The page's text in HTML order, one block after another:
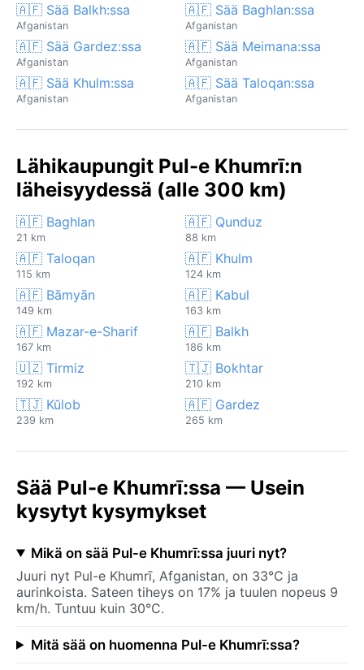
🇦🇫 Sää Balkh:ssa
Afganistan
🇦🇫 Sää Baghlan:ssa
Afganistan
🇦🇫 Sää Gardez:ssa
Afganistan
🇦🇫 Sää Meimana:ssa
Afganistan
🇦🇫 Sää Khulm:ssa
Afganistan
🇦🇫 Sää Taloqan:ssa
Afganistan
Lähikaupungit Pul-e Khumrī:n
läheisyydessä (alle 300 km)
🇦🇫 Baghlan
21 km
🇦🇫 Qunduz
88 km
🇦🇫 Taloqan
115 km
🇦🇫 Khulm
124 km
🇦🇫 Bāmyān
149 km
🇦🇫 Kabul
163 km
🇦🇫 Mazar-e-Sharif
167 km
🇦🇫 Balkh
186 km
🇺🇿 Tirmiz
192 km
🇹🇯 Bokhtar
210 km
🇹🇯 Kŭlob
239 km
🇦🇫 Gardez
265 km
Sää Pul-e Khumrī:ssa — Usein
kysytyt kysymykset
Mikä on sää Pul-e Khumrī:ssa juuri nyt?
Juuri nyt Pul-e Khumrī, Afganistan, on 33°C ja
aurinkoista. Sateen tiheys on 17% ja tuulen nopeus 9
km/h. Tuntuu kuin 30°C.
Mitä sää on huomenna Pul-e Khumrī:ssa?